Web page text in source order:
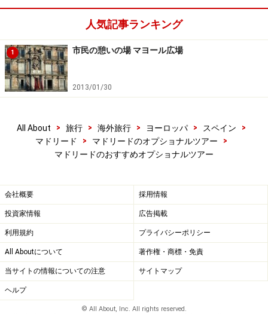
迷路のように入り組んだトレドの路地も、ガイドが丁寧
にご案内します。1日余裕があるのなら、伯爵邸を改修
した国営ホテル、パラドール・トレドでの1泊滞在がお
すすめです。トレドの街を一望できる最高のロケーショ
ンと豪華な内装に、リッチな気分に浸れること間違いあ
りません。
トレド半日観光ツアー (大人 60ユーロ～)
新幹線AVANTで行く トレド1日観光ツアー (大人
パラドール・トレド 列車+宿泊+夕食パッケージ
(大人 189ユーロ～)
■マドリードの夜はタパス巡りで更けてゆく
ロマンチックな雰囲気が漂う夜のマヨール広場
人気記事ランキング
1 市民の憩いの場 マヨール広場
2013/01/30
All About > 旅行 > 海外旅行 > ヨーロッパ > スペイン
>
マドリード
> マドリードのオプショナルツアー
>
マドリードのおすすめオプショナルツアー
会社概要 採用情報
投資家情報 広告掲載
利用規約 プライバシーポリシー
All Aboutについて 著作権・商標・免責
当サイトの情報についての注意 サイトマップ
ヘルプ
© All About, Inc. All rights reserved.